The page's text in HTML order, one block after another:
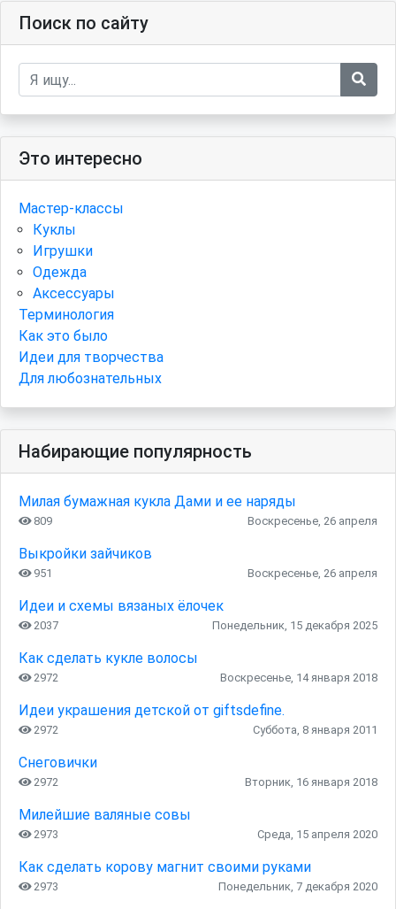
Поиск по сайту
Это интересно
Мастер-классы
Куклы
Игрушки
Одежда
Аксессуары
Терминология
Как это было
Идеи для творчества
Для любознательных
Набирающие популярность
Милая бумажная кукла Дами и ее наряды
809 Воскресенье, 26 апреля
Выкройки зайчиков
951 Воскресенье, 26 апреля
Идеи и схемы вязаных ёлочек
2037 Понедельник, 15 декабря 2025
Как сделать кукле волосы
2972 Воскресенье, 14 января 2018
Идеи украшения детской от giftsdefine.
2972 Суббота, 8 января 2011
Снеговички
2972 Вторник, 16 января 2018
Милейшие валяные совы
2973 Среда, 15 апреля 2020
Как сделать корову магнит своими руками
2973 Понедельник, 7 декабря 2020